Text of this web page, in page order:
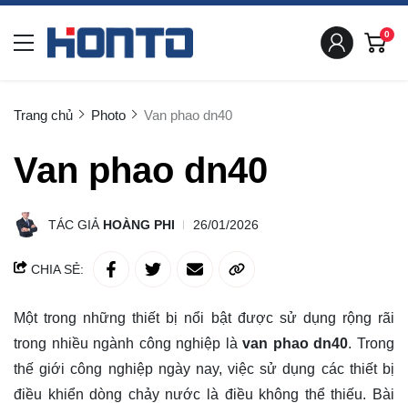
0
Trang chủ Photo Van phao dn40
Van phao dn40
TÁC GIẢ HOÀNG PHI 26/01/2026
CHIA SẺ:
Một trong những thiết bị nổi bật được sử dụng rộng rãi
trong nhiều ngành công nghiệp làvan phao dn40. Trong
thế giới công nghiệp ngày nay, việc sử dụng các thiết bị
điều khiển dòng chảy nước là điều không thể thiếu. Bài